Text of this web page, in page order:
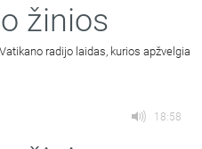
žinios
radijo laidas, kurios apžvelgia
18:58